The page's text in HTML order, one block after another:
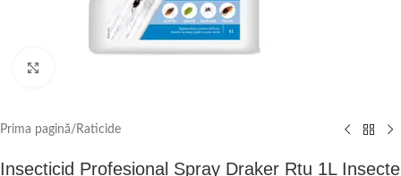
Prima pagină/ Raticide
Insecticid Profesional Spray Draker Rtu 1L Insecte